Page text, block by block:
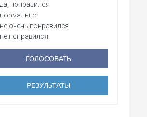
да, понравился
нормально
не очень понравился
не понравился